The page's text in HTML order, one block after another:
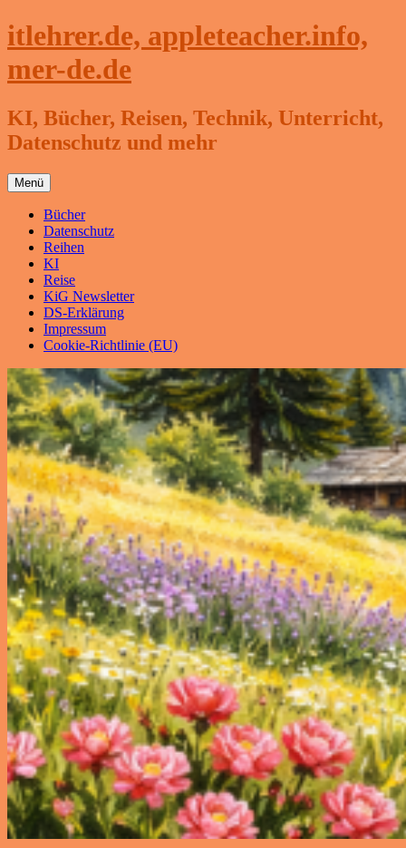
Zum
Inhalt
itlehrer.de, appleteacher.info,
mer-de.de
KI, Bücher, Reisen, Technik, Unterricht,
Datenschutz und mehr
Menü
Bücher
Datenschutz
Reihen
KI
Reise
KiG Newsletter
DS-Erklärung
Impressum
Cookie-Richtlinie (EU)